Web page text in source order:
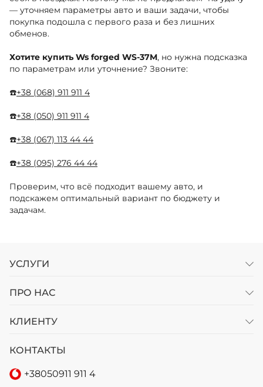
— уточняем параметры авто и ваши задачи, чтобы
покупка подошла с первого раза и без лишних
обменов.
Хотите купить Ws forged WS-37M, но нужна подсказка
по параметрам или уточнение? Звоните:
☎️+38 (068) 911 911 4
☎️+38 (050) 911 911 4
☎️+38 (067) 113 44 44
☎️+38 (095) 276 44 44
Проверим, что всё подходит вашему авто, и
подскажем оптимальный вариант по бюджету и
задачам.
УСЛУГИ
ПРО НАС
КЛИЕНТУ
КОНТАКТЫ
+38050911 911 4